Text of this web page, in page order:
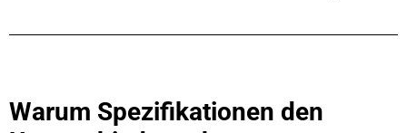
Warum Spezifikationen den